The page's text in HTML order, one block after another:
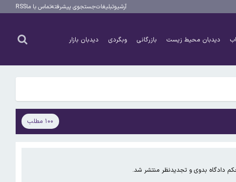
آرشیوتبلیغاتجستجوی پیشرفتهتماس با ماRSS
دیدبان محیط زیست بازرگانی وبگردی دیدبان بازار
۱۰۰ مطلب
دادگاه بدوی و تجدیدنظر منتشر شد.